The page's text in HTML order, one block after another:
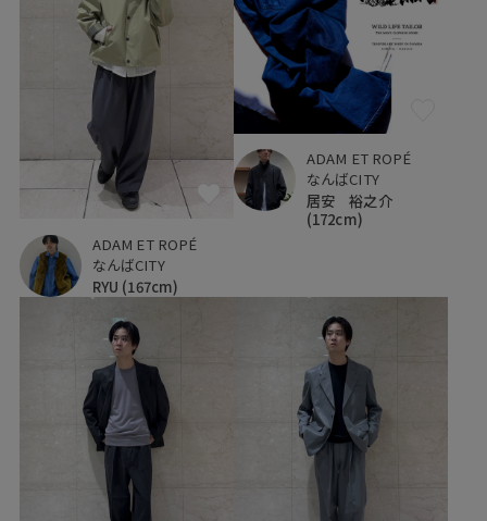
ADAM ET ROPÉ
なんばCITY
RYU (167cm)
ADAM ET ROPÉ
なんばCITY
居安 裕之介
(172cm)